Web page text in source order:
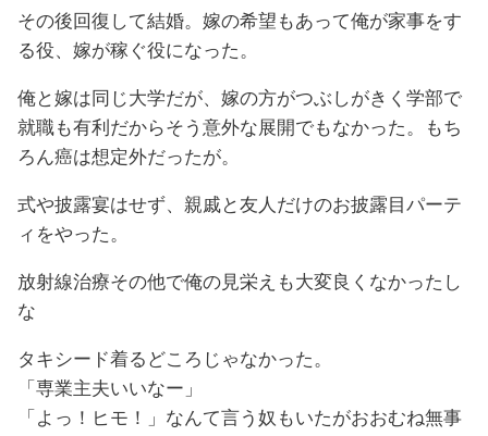
その後回復して結婚。嫁の希望もあって俺が家事をす
る役、嫁が稼ぐ役になった。
俺と嫁は同じ大学だが、嫁の方がつぶしがきく学部で
就職も有利だからそう意外な展開でもなかった。もち
ろん癌は想定外だったが。
式や披露宴はせず、親戚と友人だけのお披露目パーテ
ィをやった。
放射線治療その他で俺の見栄えも大変良くなかったし
な
タキシード着るどころじゃなかった。
「専業主夫いいなー」
「よっ！ヒモ！」なんて言う奴もいたがおおむね無事